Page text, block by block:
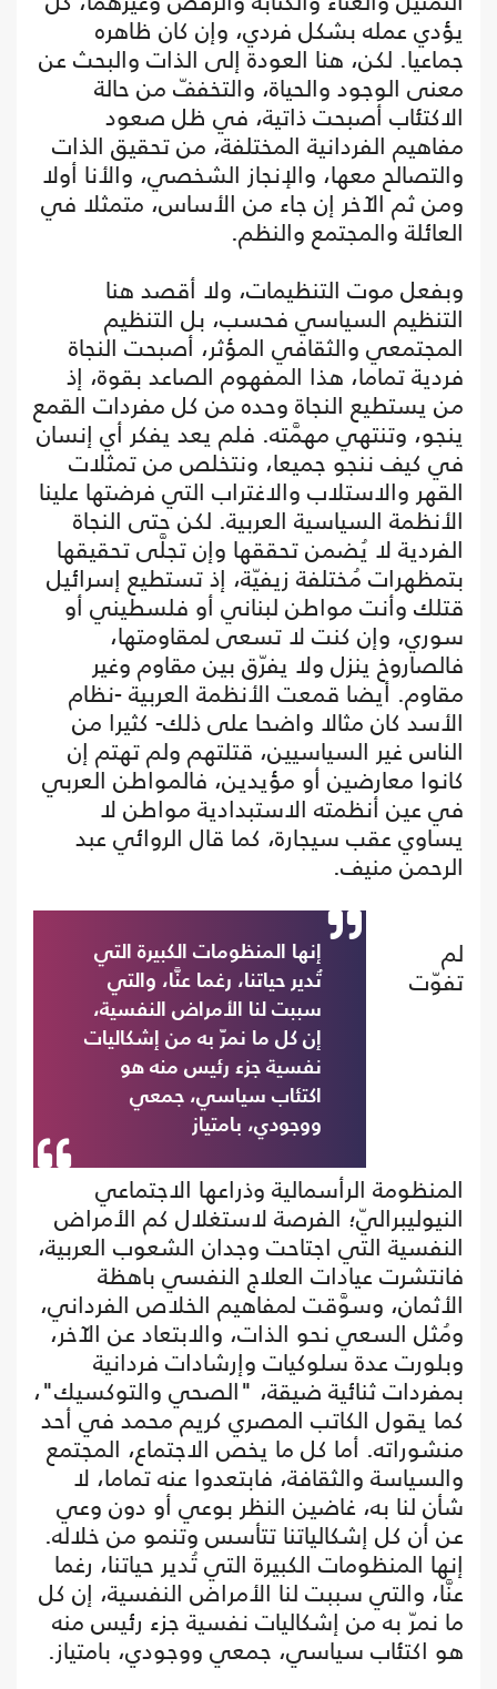
يؤدي عمله بشكل فردي، وإن كان ظاهره
جماعيا. لكن، هنا العودة إلى الذات والبحث عن
معنى الوجود والحياة، والتخففّ من حالة
الاكتئاب أصبحت ذاتية، في ظل صعود
مفاهيم الفردانية المختلفة، من تحقيق الذات
والتصالح معها، والإنجاز الشخصي، والأنا أولا
ومن ثم الآخر إن جاء من الأساس، متمثلا في
العائلة والمجتمع والنظم.
وبفعل موت التنظيمات، ولا أقصد هنا
التنظيم السياسي فحسب، بل التنظيم
المجتمعي والثقافي المؤثر، أصبحت النجاة
فردية تماما، هذا المفهوم الصاعد بقوة، إذ
من يستطيع النجاة وحده من كل مفردات القمع
ينجو، وتنتهي مهمَّته. فلم يعد يفكر أي إنسان
في كيف ننجو جميعا، ونتخلص من تمثلات
القهر والاستلاب والاغتراب التي فرضتها علينا
الأنظمة السياسية العربية. لكن حتى النجاة
الفردية لا يُضمن تحققها وإن تجلَّى تحقيقها
بتمظهرات مُختلفة زيفيّة، إذ تستطيع إسرائيل
قتلك وأنت مواطن لبناني أو فلسطيني أو
سوري، وإن كنت لا تسعى لمقاومتها،
فالصاروخ ينزل ولا يفرّق بين مقاوم وغير
مقاوم. أيضا قمعت الأنظمة العربية -نظام
الأسد كان مثالا واضحا على ذلك- كثيرا من
الناس غير السياسيين، قتلتهم ولم تهتم إن
كانوا معارضين أو مؤيدين، فالمواطن العربي
في عين أنظمته الاستبدادية مواطن لا
يساوي عقب سيجارة، كما قال الروائي عبد
الرحمن منيف.
إنها المنظومات الكبيرة التي
تُدير حياتنا، رغما عنَّا، والتي
سببت لنا الأمراض النفسية،
إن كل ما نمرّ به من إشكاليات
نفسية جزء رئيس منه هو
اكتئاب سياسي، جمعي
ووجودي، بامتياز
لم
تفوّت
المنظومة الرأسمالية وذراعها الاجتماعي
النيوليبراليّ؛ الفرصة لاستغلال كم الأمراض
النفسية التي اجتاحت وجدان الشعوب العربية،
فانتشرت عيادات العلاج النفسي باهظة
الأثمان، وسوَّقت لمفاهيم الخلاص الفرداني،
ومُثل السعي نحو الذات، والابتعاد عن الآخر،
وبلورت عدة سلوكيات وإرشادات فردانية
بمفردات ثنائية ضيقة، "الصحي والتوكسيك"،
كما يقول الكاتب المصري كريم محمد في أحد
منشوراته. أما كل ما يخص الاجتماع، المجتمع
والسياسة والثقافة، فابتعدوا عنه تماما، لا
شأن لنا به، غاضين النظر بوعي أو دون وعي
عن أن كل إشكالياتنا تتأسس وتنمو من خلاله.
إنها المنظومات الكبيرة التي تُدير حياتنا، رغما
عنَّا، والتي سببت لنا الأمراض النفسية، إن كل
ما نمرّ به من إشكاليات نفسية جزء رئيس منه
هو اكتئاب سياسي، جمعي ووجودي، بامتياز.